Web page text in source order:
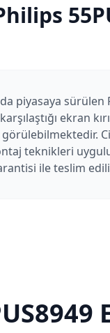
piyasaya
karşılaştığı ekran
teknikleri
ile teslim